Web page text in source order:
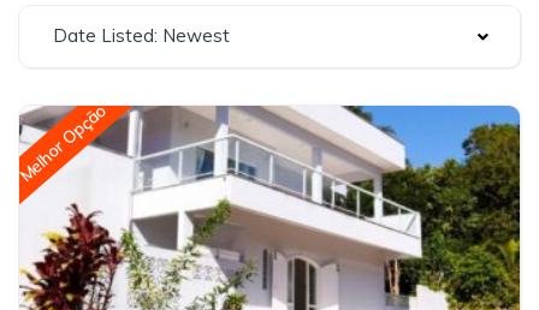
Date Listed: Newest
Melhor Opção